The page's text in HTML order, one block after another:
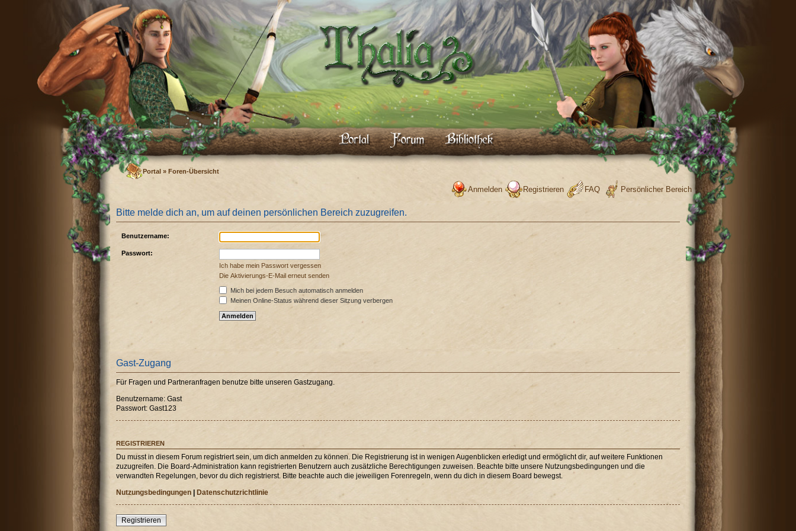
Portal » Foren-Übersicht
Persönlicher Bereich
FAQ
Registrieren
Anmelden
Bitte melde dich an, um auf deinen persönlichen Bereich zuzugreifen.
Benutzername:
Passwort:
Ich habe mein Passwort vergessen
Die Aktivierungs-E-Mail erneut senden
Mich bei jedem Besuch automatisch anmelden
Meinen Online-Status während dieser Sitzung verbergen
Gast-Zugang
Für Fragen und Partneranfragen benutze bitte unseren Gastzugang.
Benutzername: Gast
Passwort: Gast123
REGISTRIEREN
Du musst in diesem Forum registriert sein, um dich anmelden zu können. Die Registrierung ist in wenigen Augenblicken erledigt und ermöglicht dir, auf weitere Funktionen
zuzugreifen. Die Board-Administration kann registrierten Benutzern auch zusätzliche Berechtigungen zuweisen. Beachte bitte unsere Nutzungsbedingungen und die
verwandten Regelungen, bevor du dich registrierst. Bitte beachte auch die jeweiligen Forenregeln, wenn du dich in diesem Board bewegst.
Nutzungsbedingungen |Datenschutzrichtlinie
Registrieren